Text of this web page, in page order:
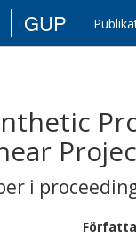
GUP
i